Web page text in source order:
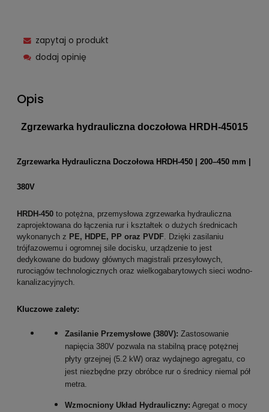
zapytaj o produkt
dodaj opinię
Opis
Zgrzewarka hydrauliczna doczołowa HRDH-45015
Zgrzewarka Hydrauliczna Doczołowa HRDH-450 | 200–450 mm |
380V
HRDH-450 to potężna, przemysłowa zgrzewarka hydrauliczna
zaprojektowana do łączenia rur i kształtek o dużych średnicach
wykonanych z PE, HDPE, PP oraz PVDF . Dzięki zasilaniu
trójfazowemu i ogromnej sile docisku, urządzenie to jest
dedykowane do budowy głównych magistrali przesyłowych,
rurociągów technologicznych oraz wielkogabarytowych sieci wodno-
kanalizacyjnych.
Kluczowe zalety:
Zasilanie Przemysłowe (380V): Zastosowanie
napięcia 380V pozwala na stabilną pracę potężnej
płyty grzejnej (5.2 kW) oraz wydajnego agregatu, co
jest niezbędne przy obróbce rur o średnicy niemal pół
metra.
Wzmocniony Układ Hydrauliczny: Agregat o mocy